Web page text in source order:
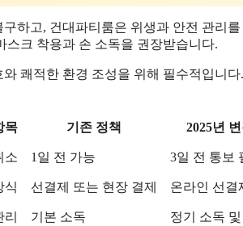
하고, 건대파티룸은 위생과 안전 관리
스크 착용과 손 소독을 권장받습니다.
쾌적한 환경 조성을 위해 필수적입니
목 기존 정책 2025년
소 1일 전 가능 3일 전 통보
식 선결제 또는 현장 결제 온라인 선결
기본 소독 정기 소독